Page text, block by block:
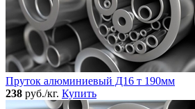
Пруток алюминиевый Д16 т 190мм
238 руб./кг. Купить